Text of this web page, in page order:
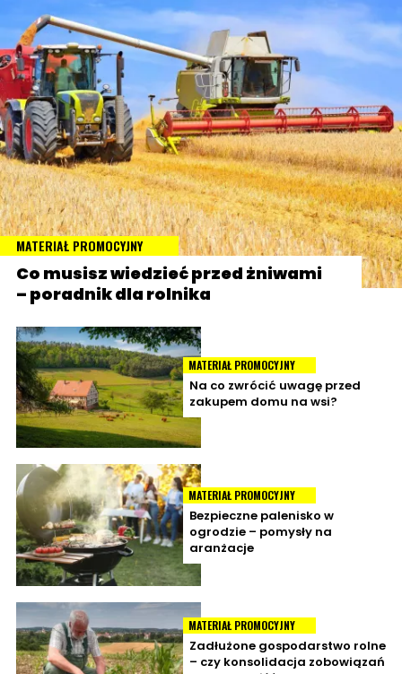
MATERIAŁ PROMOCYJNY
Co musisz wiedzieć przed żniwami
– poradnik dla rolnika
MATERIAŁ PROMOCYJNY
Na co zwrócić uwagę przed
zakupem domu na wsi?
MATERIAŁ PROMOCYJNY
Bezpieczne palenisko w
ogrodzie – pomysły na
aranżacje
MATERIAŁ PROMOCYJNY
Zadłużone gospodarstwo rolne
– czy konsolidacja zobowiązań